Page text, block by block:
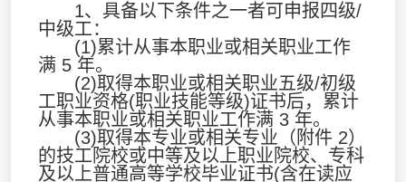
1、具备以下条件之一者可申报四级/
中级工：
(1)累计从事本职业或相关职业工作
满 5 年。
(2)取得本职业或相关职业五级/初级
工职业资格(职业技能等级)证书后，累计
从事本职业或相关职业工作满 3 年。
(3)取得本专业或相关专业（附件 2）
的技工院校或中等及以上职业院校、专科
及以上普通高等学校毕业证书(含在读应